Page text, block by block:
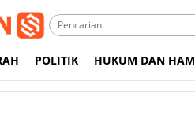
POLITIK HUKUM DAN HAM